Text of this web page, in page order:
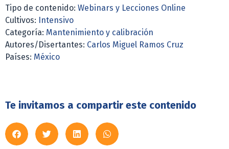
Tipo de contenido: Webinars y Lecciones Online
Cultivos: Intensivo
Categoría: Mantenimiento y calibración
Autores/Disertantes: Carlos Miguel Ramos Cruz
Países: México
Te invitamos a compartir este contenido